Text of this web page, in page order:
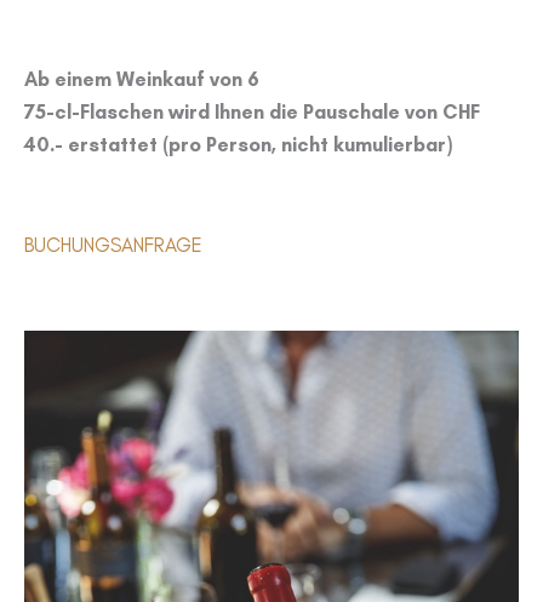
Ab einem Weinkauf von 6
75-cl-Flaschen wird Ihnen die Pauschale von CHF
40.- erstattet (pro Person, nicht kumulierbar)
BUCHUNGSANFRAGE